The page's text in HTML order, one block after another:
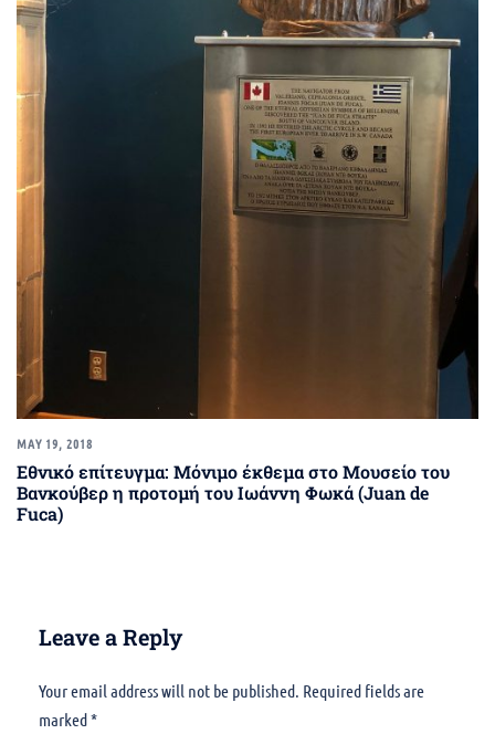
MAY 19, 2018
Eθνικό επίτευγμα: Μόνιμο έκθεμα στο Μουσείο του
Βανκούβερ η προτομή του Ιωάννη Φωκά (Juan de
Fuca)
Leave a Reply
Your email address will not be published. Required fields are
marked*
Alternative: